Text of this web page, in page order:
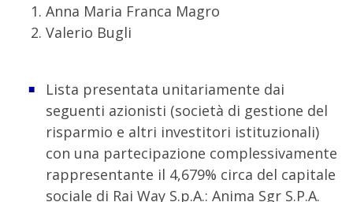
Anna Maria Franca Magro
Valerio Bugli
Lista presentata unitariamente dai
seguenti azionisti (società di gestione del
risparmio e altri investitori istituzionali)
con una partecipazione complessivamente
rappresentante il 4,679% circa del capitale
sociale di Rai Way S.p.A.: Anima Sgr S.P.A.